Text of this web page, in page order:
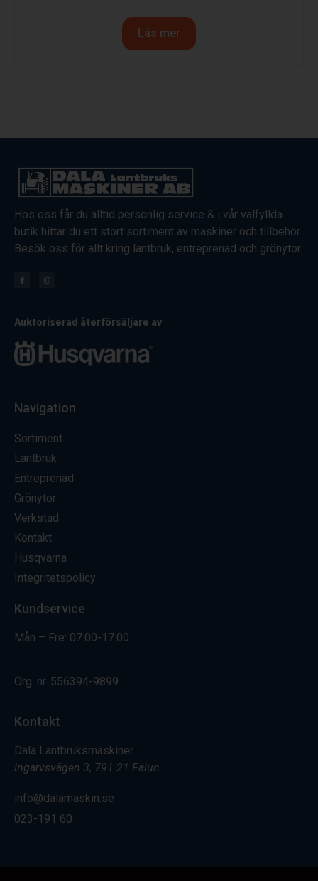
Läs mer
Hos oss får du alltid personlig service & i vår välfyllda
butik hittar du ett stort sortiment av maskiner och tillbehör.
Besök oss för allt kring lantbruk, entreprenad och grönytor.
Auktoriserad återförsäljare av
Navigation
Sortiment
Lantbruk
Entreprenad
Grönytor
Verkstad
Kontakt
Husqvarna
Integritetspolicy
Kundservice
Mån – Fre: 07.00-17.00
Org. nr. 556394-9899
Kontakt
Dala Lantbruksmaskiner
Ingarvsvägen 3, 791 21 Falun
info@dalamaskin.se
023-191 60